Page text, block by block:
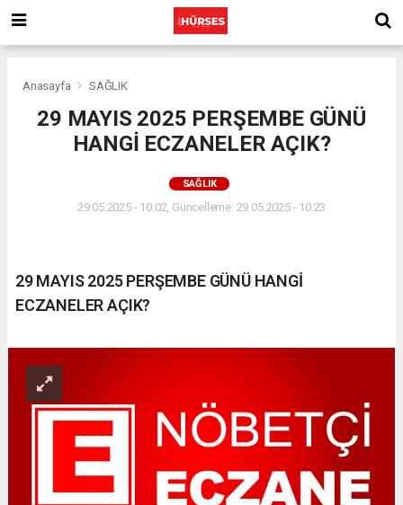
Anasayfa SAĞLIK
29 MAYIS 2025 PERŞEMBE GÜNÜ
HANGİ ECZANELER AÇIK?
SAĞLIK
29.05.2025 - 10:02, Güncelleme: 29.05.2025 - 10:23
29 MAYIS 2025 PERŞEMBE GÜNÜ HANGİ
ECZANELER AÇIK?